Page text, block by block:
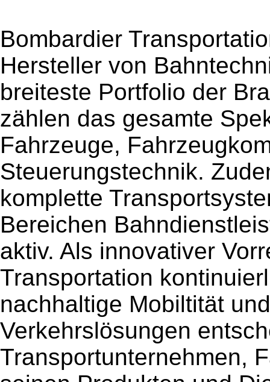
Bombardier
Hersteller von
breiteste Portfolio der
zählen das gesamte
Fahrzeuge,
Steuerungstechnik.
komplette
Bereichen
aktiv. Als innovativer
Transportation
nachhaltige Mobiltität
Verkehrslösungen
Transportunternehmen,